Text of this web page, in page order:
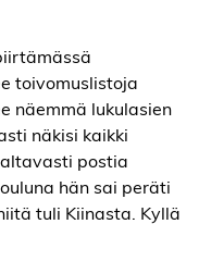
toivomuslistoja
näemmä lukulasien
näkisi kaikki
postia
hän sai peräti
tuli Kiinasta. Kyllä